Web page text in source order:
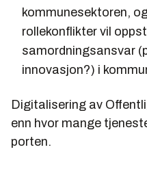
kommunesektoren,
rollekonflikter vil
samordningsansvar
innovasjon?) i
Digitalisering av
enn hvor mange
porten.